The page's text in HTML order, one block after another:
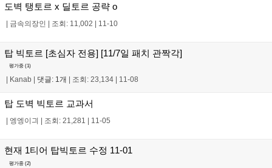
도벽 탱토르 x 딜토르 공략 o
금속의장인 조회: 11,002 11-10
탑 빅토르 [초심자 전용] [11/7일 패치 관짝각]
평가중 (1)
Kanab 댓글: 1개 조회: 23,134 11-08
탑 도벽 빅토르 교과서
엥엥이긔 조회: 21,281 11-05
현재 1티어 탑빅토르 수정 11-01
평가중 (2)